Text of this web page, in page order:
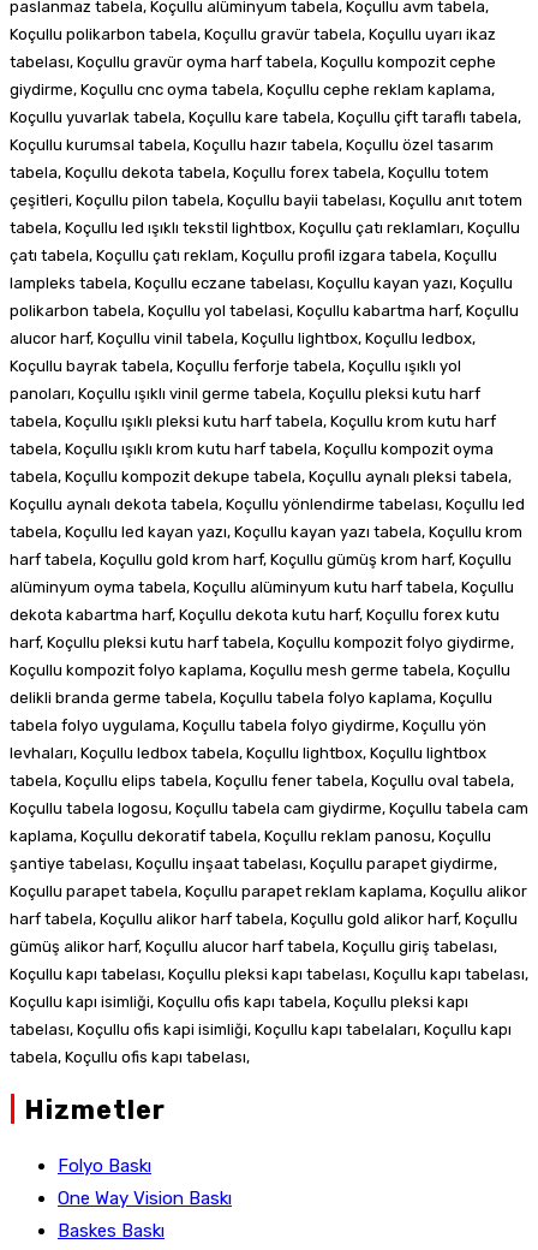
paslanmaz tabela, Koçullu alüminyum tabela, Koçullu avm tabela,
Koçullu polikarbon tabela, Koçullu gravür tabela, Koçullu uyarı ikaz
tabelası, Koçullu gravür oyma harf tabela, Koçullu kompozit cephe
giydirme, Koçullu cnc oyma tabela, Koçullu cephe reklam kaplama,
Koçullu yuvarlak tabela, Koçullu kare tabela, Koçullu çift taraflı tabela,
Koçullu kurumsal tabela, Koçullu hazır tabela, Koçullu özel tasarım
tabela, Koçullu dekota tabela, Koçullu forex tabela, Koçullu totem
çeşitleri, Koçullu pilon tabela, Koçullu bayii tabelası, Koçullu anıt totem
tabela, Koçullu led ışıklı tekstil lightbox, Koçullu çatı reklamları, Koçullu
çatı tabela, Koçullu çatı reklam, Koçullu profil izgara tabela, Koçullu
lampleks tabela, Koçullu eczane tabelası, Koçullu kayan yazı, Koçullu
polikarbon tabela, Koçullu yol tabelasi, Koçullu kabartma harf, Koçullu
alucor harf, Koçullu vinil tabela, Koçullu lightbox, Koçullu ledbox,
Koçullu bayrak tabela, Koçullu ferforje tabela, Koçullu ışıklı yol
panoları, Koçullu ışıklı vinil germe tabela, Koçullu pleksi kutu harf
tabela, Koçullu ışıklı pleksi kutu harf tabela, Koçullu krom kutu harf
tabela, Koçullu ışıklı krom kutu harf tabela, Koçullu kompozit oyma
tabela, Koçullu kompozit dekupe tabela, Koçullu aynalı pleksi tabela,
Koçullu aynalı dekota tabela, Koçullu yönlendirme tabelası, Koçullu led
tabela, Koçullu led kayan yazı, Koçullu kayan yazı tabela, Koçullu krom
harf tabela, Koçullu gold krom harf, Koçullu gümüş krom harf, Koçullu
alüminyum oyma tabela, Koçullu alüminyum kutu harf tabela, Koçullu
dekota kabartma harf, Koçullu dekota kutu harf, Koçullu forex kutu
harf, Koçullu pleksi kutu harf tabela, Koçullu kompozit folyo giydirme,
Koçullu kompozit folyo kaplama, Koçullu mesh germe tabela, Koçullu
delikli branda germe tabela, Koçullu tabela folyo kaplama, Koçullu
tabela folyo uygulama, Koçullu tabela folyo giydirme, Koçullu yön
levhaları, Koçullu ledbox tabela, Koçullu lightbox, Koçullu lightbox
tabela, Koçullu elips tabela, Koçullu fener tabela, Koçullu oval tabela,
Koçullu tabela logosu, Koçullu tabela cam giydirme, Koçullu tabela cam
kaplama, Koçullu dekoratif tabela, Koçullu reklam panosu, Koçullu
şantiye tabelası, Koçullu inşaat tabelası, Koçullu parapet giydirme,
Koçullu parapet tabela, Koçullu parapet reklam kaplama, Koçullu alikor
harf tabela, Koçullu alikor harf tabela, Koçullu gold alikor harf, Koçullu
gümüş alikor harf, Koçullu alucor harf tabela, Koçullu giriş tabelası,
Koçullu kapı tabelası, Koçullu pleksi kapı tabelası, Koçullu kapı tabelası,
Koçullu kapı isimliği, Koçullu ofis kapı tabela, Koçullu pleksi kapı
tabelası, Koçullu ofis kapi isimliği, Koçullu kapı tabelaları, Koçullu kapı
tabela, Koçullu ofis kapı tabelası,
Hizmetler
Folyo Baskı
One Way Vision Baskı
Baskes Baskı